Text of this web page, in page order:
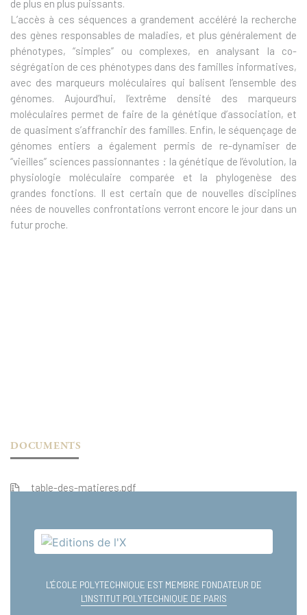
DOCUMENTS
table-des-matieres.pdf
de plus en plus puissants.
L’accès à ces séquences a grandement accéléré la recherche
des gènes responsables de maladies, et plus généralement de
phénotypes, “simples” ou complexes, en analysant la co-
ségrégation de ces phénotypes dans des familles informatives,
avec des marqueurs moléculaires qui balisent l’ensemble des
génomes. Aujourd’hui, l’extrême densité des marqueurs
moléculaires permet de faire de la génétique d’association, et
de quasiment s’affranchir des familles. Enfin, le séquençage de
génomes entiers a également permis de re-dynamiser de
“vieilles” sciences passionnantes : la génétique de l’évolution, la
physiologie moléculaire comparée et la phylogenèse des
grandes fonctions. Il est certain que de nouvelles disciplines
nées de nouvelles confrontations verront encore le jour dans un
futur proche.
L'ÉCOLE POLYTECHNIQUE EST MEMBRE FONDATEUR DE
L'INSTITUT POLYTECHNIQUE DE PARIS